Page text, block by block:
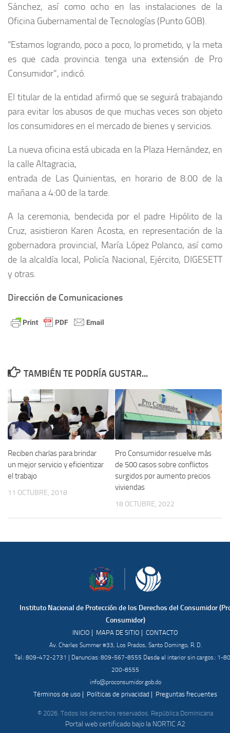
Sánchez, así como ocho en las instalaciones de la
Oficina Gubernamental de Tecnologías (Punto GOB).
“Estamos logrando, poco a poco, lo prometido, y la meta
es que cada provincia tenga una extensión de Pro
Consumidor”, indicó.
El titular de la entidad afirmó que se seguirá trabajando
para evitar los abusos de que muchas veces son objeto
los consumidores en el mercado de bienes y servicios.
La nueva oficina está ubicada en la Plaza Hernández, en
la calle Altagracia,
entrada de Las Quinientas, en horario de 8:00 de la
mañana a 4:00 de la tarde.
A la ceremonia, bendecida por el padre Hipólito de la
Cruz, asistieron Karen Acosta, en representación de la
gobernadora provincial, María López Polanco, así como
de la alcaldía local, Policía Nacional, Ejército, DIGESETT
y otras.
Dirección de Comunicaciones
TAMBIÉN TE PODRÍA GUSTAR...
Reciben charlas para brindar
un mejor servicio y eficientizar
el trabajo
11 OCTUBRE, 2018
Pro Consumidor resuelve más
de 500 casos sobre conflictos
surgidos por aumento precios
viviendas
18 OCTUBRE, 2022
Instituto Nacional de Protección de los Derechos del Consumidor
Consumidor)
INICIO | MAPA DE SITIO | CONTACTO
Av. Charles Summer #33, Los Prados, Santo Domingo, R. D.
Tel.: 809-472-2731 | Denuncias: 809-567-8555 Desde el interior sin cargos.: 1-
200-8555
info@proconsumidor.gob.do
Términos de uso | Políticas de privacidad | Preguntas frecuentes
© 2026. Todos los derechos reservados. República Dominicana
Portal web certificado bajo la NORTIC A2